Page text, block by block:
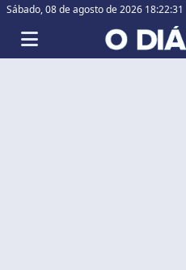
Sábado,08 de agosto de 2026 18:22:32